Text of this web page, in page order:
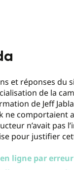
et réponses du
de la
de Jeff
ne comportaient
n’avait pas
pour justifier
ligne par